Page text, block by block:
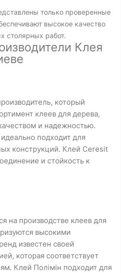
только проверенные
высокое качество
столярных работ.
Клея
который
клеев для дерева,
и надежностью.
подходит для
конструкций. Клей Ceresit
и стойкость к
на производстве клеев для
высокими
известен своей
которая соответствует
Клей Полімін подходит для